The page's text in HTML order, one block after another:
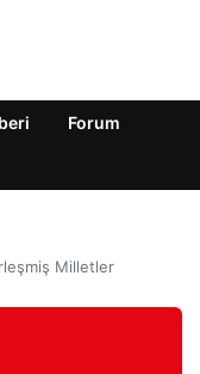
Forum
Milletler